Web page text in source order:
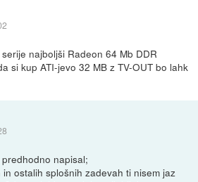
najboljši Radeon 64 Mb DDR
si kup ATI-jevo 32 MB z TV-OUT bo lahk
napisal;
ostalih splošnih zadevah ti nisem jaz